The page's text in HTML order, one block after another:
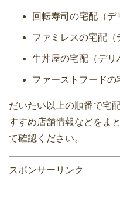
回転寿司の宅配（デ
ファミレスの宅配（
牛丼屋の宅配（デリ
ファーストフードの
だいたい以上の順番で宅
すすめ店舗情報などをま
て確認ください。
スポンサーリンク